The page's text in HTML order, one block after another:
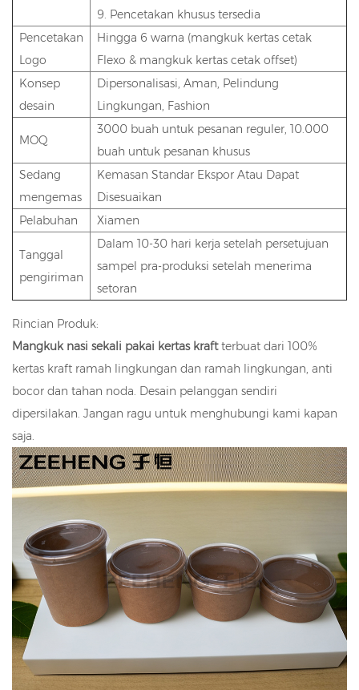
9. Pencetakan khusus tersedia
Pencetakan
Logo
Hingga 6 warna (mangkuk kertas cetak
Flexo & mangkuk kertas cetak offset)
Konsep
desain
Dipersonalisasi, Aman, Pelindung
Lingkungan, Fashion
MOQ
3000 buah untuk pesanan reguler, 10.000
buah untuk pesanan khusus
Sedang
mengemas
Kemasan Standar Ekspor Atau Dapat
Disesuaikan
Pelabuhan
Xiamen
Tanggal
pengiriman
Dalam 10-30 hari kerja setelah persetujuan
sampel pra-produksi setelah menerima
setoran
Rincian Produk:
Mangkuk nasi sekali pakai kertas kraftterbuat dari 100%
kertas kraft ramah lingkungan dan ramah lingkungan, anti
bocor dan tahan noda. Desain pelanggan sendiri
dipersilakan. Jangan ragu untuk menghubungi kami kapan
saja.